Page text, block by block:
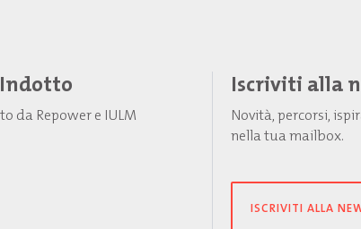
Indotto
da Repower e IULM
Iscriviti alla
Novità, percorsi,
nella tua mailbox.
ISCRIVITI ALLA